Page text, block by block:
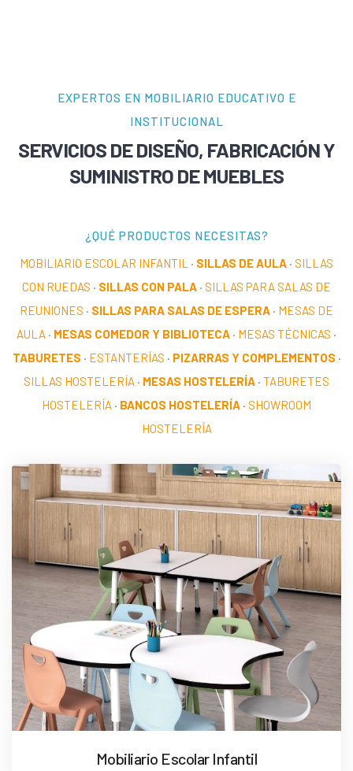
EXPERTOS EN MOBILIARIO EDUCATIVO E
INSTITUCIONAL
SERVICIOS DE DISEÑO, FABRICACIÓN Y
SUMINISTRO DE MUEBLES
¿QUÉ PRODUCTOS NECESITAS?
MOBILIARIO ESCOLAR INFANTIL · SILLAS DE AULA · SILLAS
CON RUEDAS · SILLAS CON PALA · SILLAS PARA SALAS DE
REUNIONES · SILLAS PARA SALAS DE ESPERA · MESAS DE
AULA · MESAS COMEDOR Y BIBLIOTECA · MESAS TÉCNICAS ·
TABURETES · ESTANTERÍAS · PIZARRAS Y COMPLEMENTOS ·
SILLAS HOSTELERÍA · MESAS HOSTELERÍA · TABURETES
HOSTELERÍA · BANCOS HOSTELERÍA · SHOWROOM
HOSTELERÍA
Mobiliario Escolar Infantil